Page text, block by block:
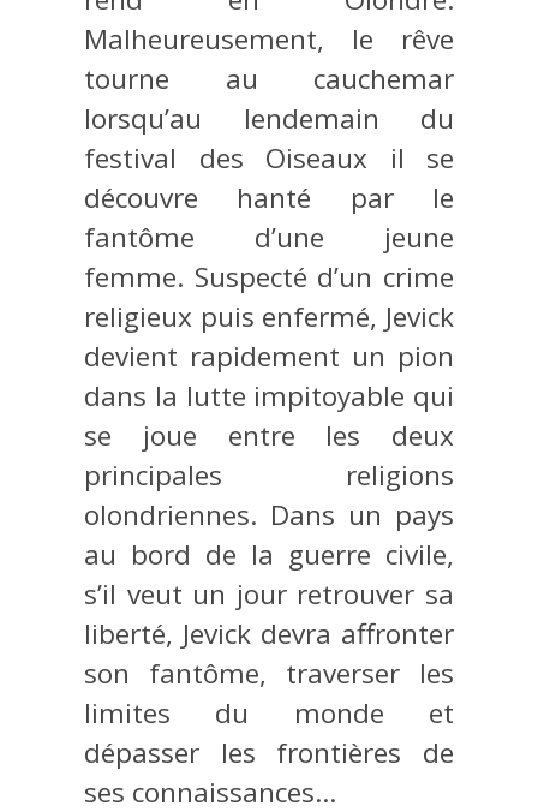
Malheureusement, le rêve
tourne au cauchemar
lorsqu’au lendemain du
festival des Oiseaux il se
découvre hanté par le
fantôme d’une jeune
femme. Suspecté d’un crime
religieux puis enfermé, Jevick
devient rapidement un pion
dans la lutte impitoyable qui
se joue entre les deux
principales religions
olondriennes. Dans un pays
au bord de la guerre civile,
s’il veut un jour retrouver sa
liberté, Jevick devra affronter
son fantôme, traverser les
limites du monde et
dépasser les frontières de
ses connaissances…